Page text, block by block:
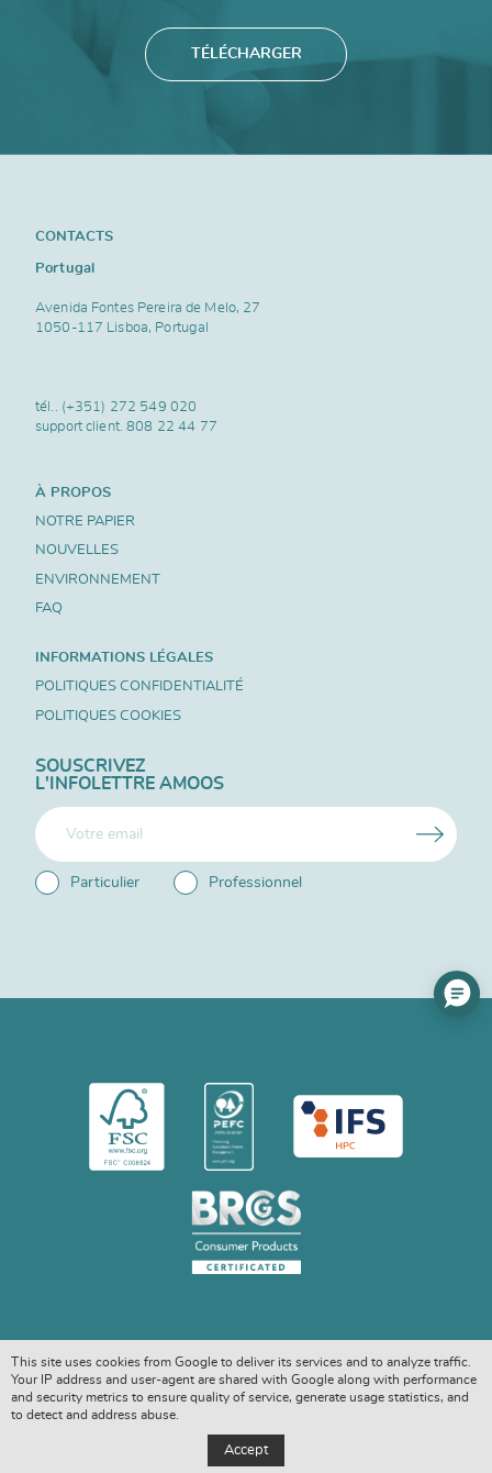
TÉLÉCHARGER
CONTACTS
Portugal
Avenida Fontes Pereira de Melo, 27
1050-117 Lisboa, Portugal
tél.. (+351) 272 549 020
support client.808 22 44 77
À PROPOS
NOTRE PAPIER
NOUVELLES
ENVIRONNEMENT
FAQ
INFORMATIONS LÉGALES
POLITIQUES CONFIDENTIALITÉ
POLITIQUES COOKIES
SOUSCRIVEZ
L'INFOLETTRE AMOOS
Particulier Professionnel
COPYRIGHT © 2026. ALL RIGHTS RESERVED
This site uses cookies from Google to deliver its services and to analyze traffic.
Your IP address and user-agent are shared with Google along with performance
and security metrics to ensure quality of service, generate usage statistics, and
to detect and address abuse.
Accept